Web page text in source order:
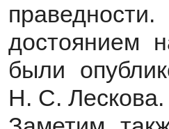
достоянием
были
Н. С. Лескова.